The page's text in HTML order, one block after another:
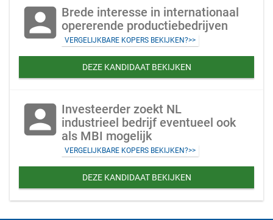
account_box Brede interesse in internationaal
opererende productiebedrijven
VERGELIJKBARE KOPERS BEKIJKEN?>>
DEZE KANDIDAAT BEKIJKEN
account_box Investeerder zoekt NL
industrieel bedrijf eventueel ook
als MBI mogelijk
VERGELIJKBARE KOPERS BEKIJKEN?>>
DEZE KANDIDAAT BEKIJKEN